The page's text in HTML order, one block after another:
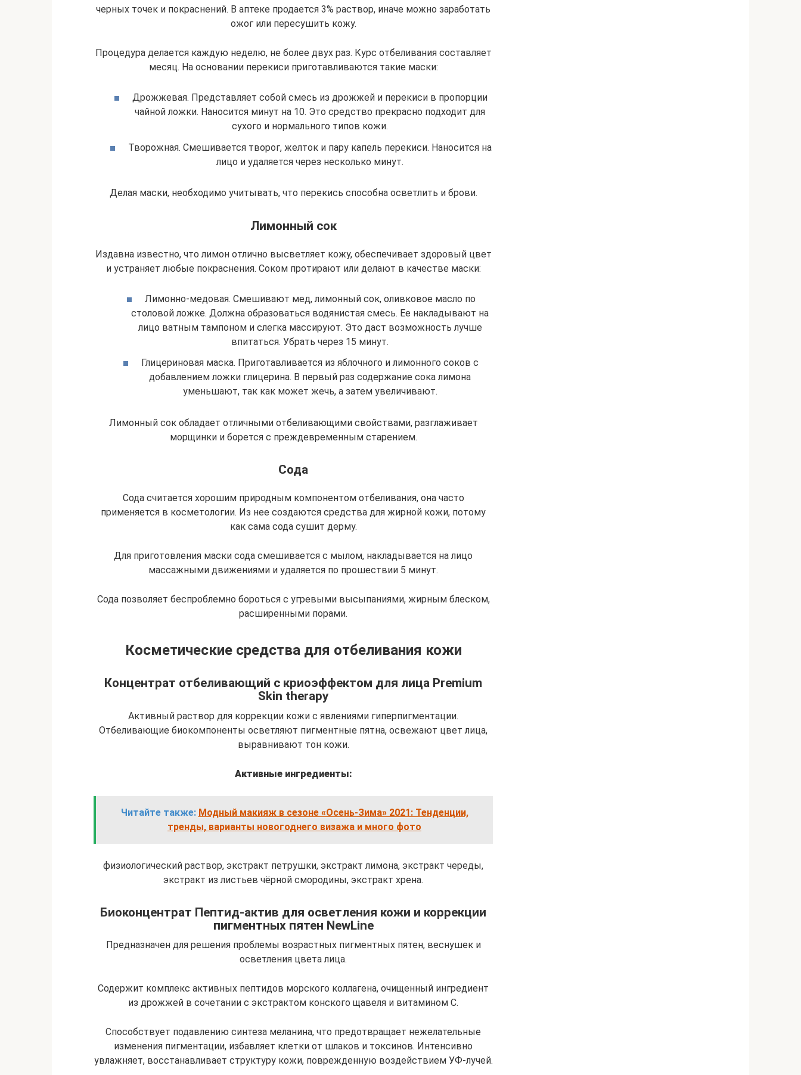
черных точек и покраснений. В аптеке продается 3% раствор, иначе можно заработать
ожог или пересушить кожу.
Процедура делается каждую неделю, не более двух раз. Курс отбеливания составляет
месяц. На основании перекиси приготавливаются такие маски:
Дрожжевая. Представляет собой смесь из дрожжей и перекиси в пропорции
чайной ложки. Наносится минут на 10. Это средство прекрасно подходит для
сухого и нормального типов кожи.
Творожная. Смешивается творог, желток и пару капель перекиси. Наносится на
лицо и удаляется через несколько минут.
Делая маски, необходимо учитывать, что перекись способна осветлить и брови.
Лимонный сок
Издавна известно, что лимон отлично высветляет кожу, обеспечивает здоровый цвет
и устраняет любые покраснения. Соком протирают или делают в качестве маски:
Лимонно-медовая. Смешивают мед, лимонный сок, оливковое масло по
столовой ложке. Должна образоваться водянистая смесь. Ее накладывают на
лицо ватным тампоном и слегка массируют. Это даст возможность лучше
впитаться. Убрать через 15 минут.
Глицериновая маска. Приготавливается из яблочного и лимонного соков с
добавлением ложки глицерина. В первый раз содержание сока лимона
уменьшают, так как может жечь, а затем увеличивают.
Лимонный сок обладает отличными отбеливающими свойствами, разглаживает
морщинки и борется с преждевременным старением.
Сода
Сода считается хорошим природным компонентом отбеливания, она часто
применяется в косметологии. Из нее создаются средства для жирной кожи, потому
как сама сода сушит дерму.
Для приготовления маски сода смешивается с мылом, накладывается на лицо
массажными движениями и удаляется по прошествии 5 минут.
Сода позволяет беспроблемно бороться с угревыми высыпаниями, жирным блеском,
расширенными порами.
Косметические средства для отбеливания кожи
Концентрат отбеливающий с криоэффектом для лица Premium
Skin therapy
Активный раствор для коррекции кожи с явлениями гиперпигментации.
Отбеливающие биокомпоненты осветляют пигментные пятна, освежают цвет лица,
выравнивают тон кожи.
Активные ингредиенты:
Читайте также: Модный макияж в сезоне «Осень-Зима» 2021: Тенденции,
тренды, варианты новогоднего визажа и много фото
физиологический раствор, экстракт петрушки, экстракт лимона, экстракт череды,
экстракт из листьев чёрной смородины, экстракт хрена.
Биоконцентрат Пептид-актив для осветления кожи и коррекции
пигментных пятен NewLine
Предназначен для решения проблемы возрастных пигментных пятен, веснушек и
осветления цвета лица.
Содержит комплекс активных пептидов морского коллагена, очищенный ингредиент
из дрожжей в сочетании с экстрактом конского щавеля и витамином С.
Способствует подавлению синтеза меланина, что предотвращает нежелательные
изменения пигментации, избавляет клетки от шлаков и токсинов. Интенсивно
увлажняет, восстанавливает структуру кожи, поврежденную воздействием УФ-лучей.